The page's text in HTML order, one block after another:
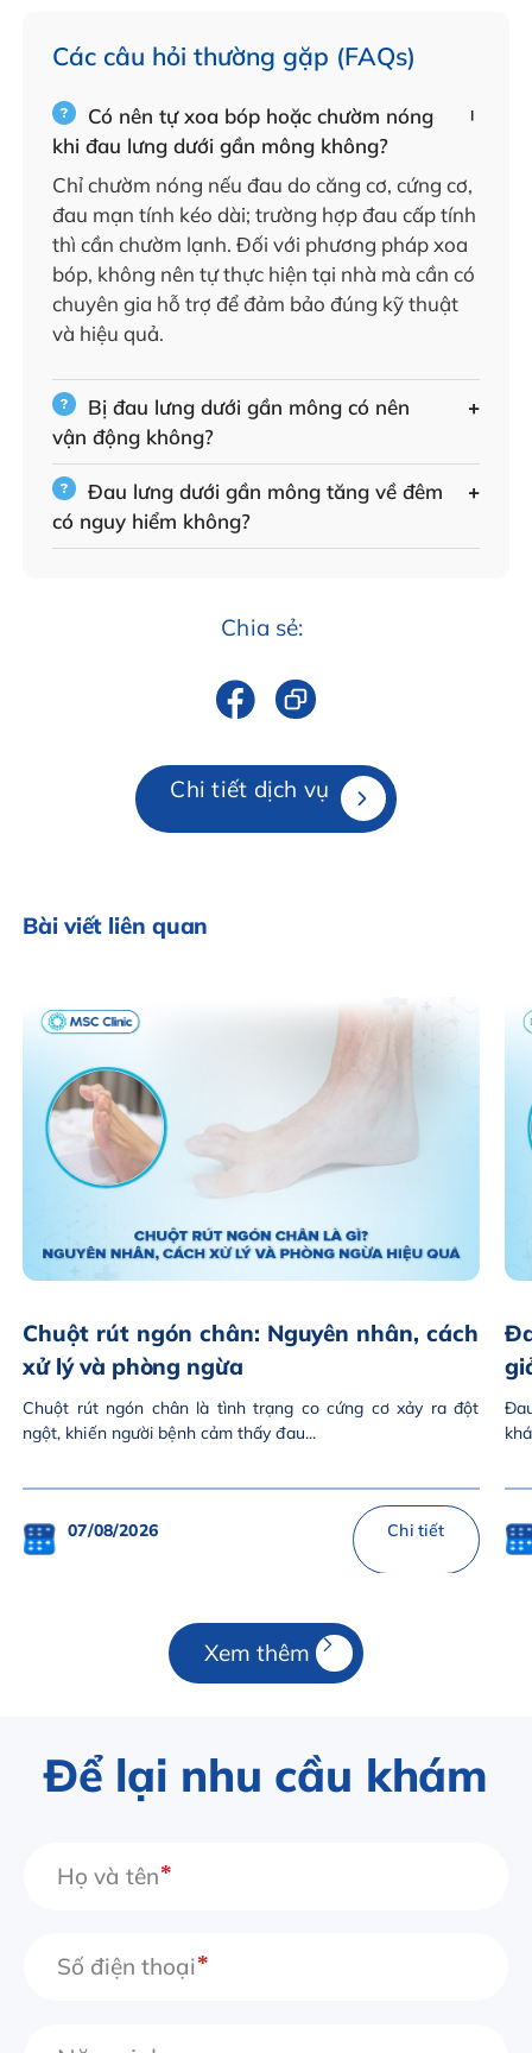
Các câu hỏi thường gặp (FAQs)
Có nên tự xoa bóp hoặc chườm nóng
khi đau lưng dưới gần mông không?
Chỉ chườm nóng nếu đau do căng cơ, cứng cơ,
đau mạn tính kéo dài; trường hợp đau cấp tính
thì cần chườm lạnh. Đối với phương pháp xoa
bóp, không nên tự thực hiện tại nhà mà cần có
chuyên gia hỗ trợ để đảm bảo đúng kỹ thuật
và hiệu quả.
Bị đau lưng dưới gần mông có nên
vận động không?
Đau lưng dưới gần mông tăng về đêm
có nguy hiểm không?
Chia sẻ:
Chi tiết dịch vụ
Bài viết liên quan
Chuột rút ngón chân: Nguyên nhân, cách
xử lý và phòng ngừa
Chuột rút ngón chân là tình trạng co cứng cơ xảy ra đột
ngột, khiến người bệnh cảm thấy đau...
07/08/2026 Chi tiết
Xem thêm
Để lại nhu cầu khám
Họ và tên
Số điện thoại